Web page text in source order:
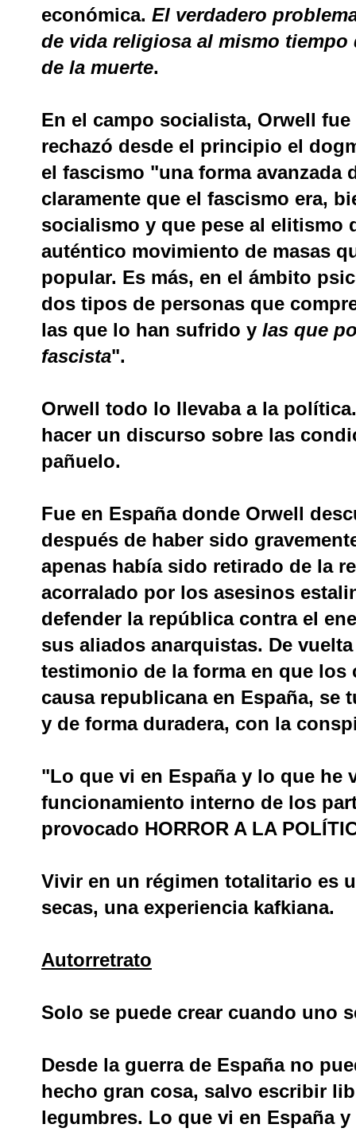
económica. El verdadero
de vida religiosa al mismo
de la muerte.
En el campo socialista, Orwell
rechazó desde el principio el
el fascismo "una forma
claramente que el fascismo era,
socialismo y que pese al elitismo
auténtico movimiento de masas
popular. Es más, en el ámbito
dos tipos de personas que
las que lo han sufrido y las que
fascista".
Orwell todo lo llevaba a la
hacer un discurso sobre las
pañuelo.
Fue en España donde Orwell
después de haber sido
apenas había sido retirado de la
acorralado por los asesinos
defender la república contra el
sus aliados anarquistas. De
testimonio de la forma en que
causa republicana en España, se
y de forma duradera, con la
"Lo que vi en España y lo que he
funcionamiento interno de los
provocado HORROR A LA
Vivir en un régimen totalitario es
secas, una experiencia kafkiana.
Autorretrato
Solo se puede crear cuando uno
Desde la guerra de España no
hecho gran cosa, salvo escribir
legumbres. Lo que vi en España